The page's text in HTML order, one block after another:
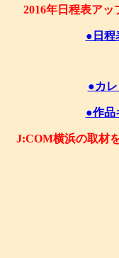
2016年日程
●日程
●カ
●作品
J:COM横浜